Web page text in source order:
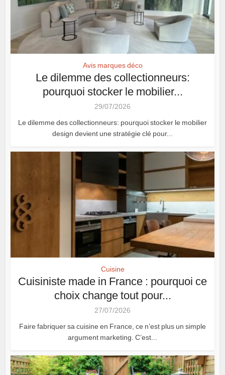
Avis marques déco
Le dilemme des collectionneurs:
pourquoi stocker le mobilier...
29/07/2026
Le dilemme des collectionneurs: pourquoi stocker le mobilier
design devient une stratégie clé pour...
Cuisine
Cuisiniste made in France : pourquoi ce
choix change tout pour...
27/07/2026
Faire fabriquer sa cuisine en France, ce n’est plus un simple
argument marketing. C’est...